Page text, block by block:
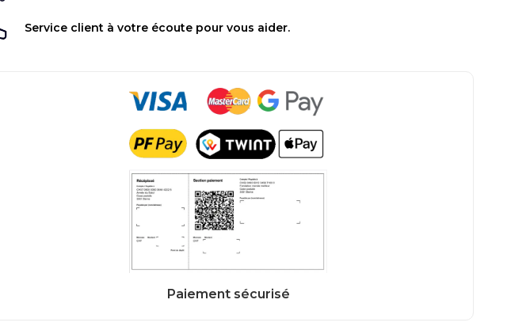
Service client à votre écoute pour vous aider.